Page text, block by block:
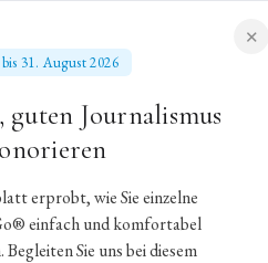
Stände
✕
31. August 2026
guten Journalismus
erprobt, wie Sie einzelne
einfach und komfortabel
Sie uns bei diesem
im Theater